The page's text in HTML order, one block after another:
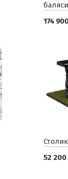
174
52